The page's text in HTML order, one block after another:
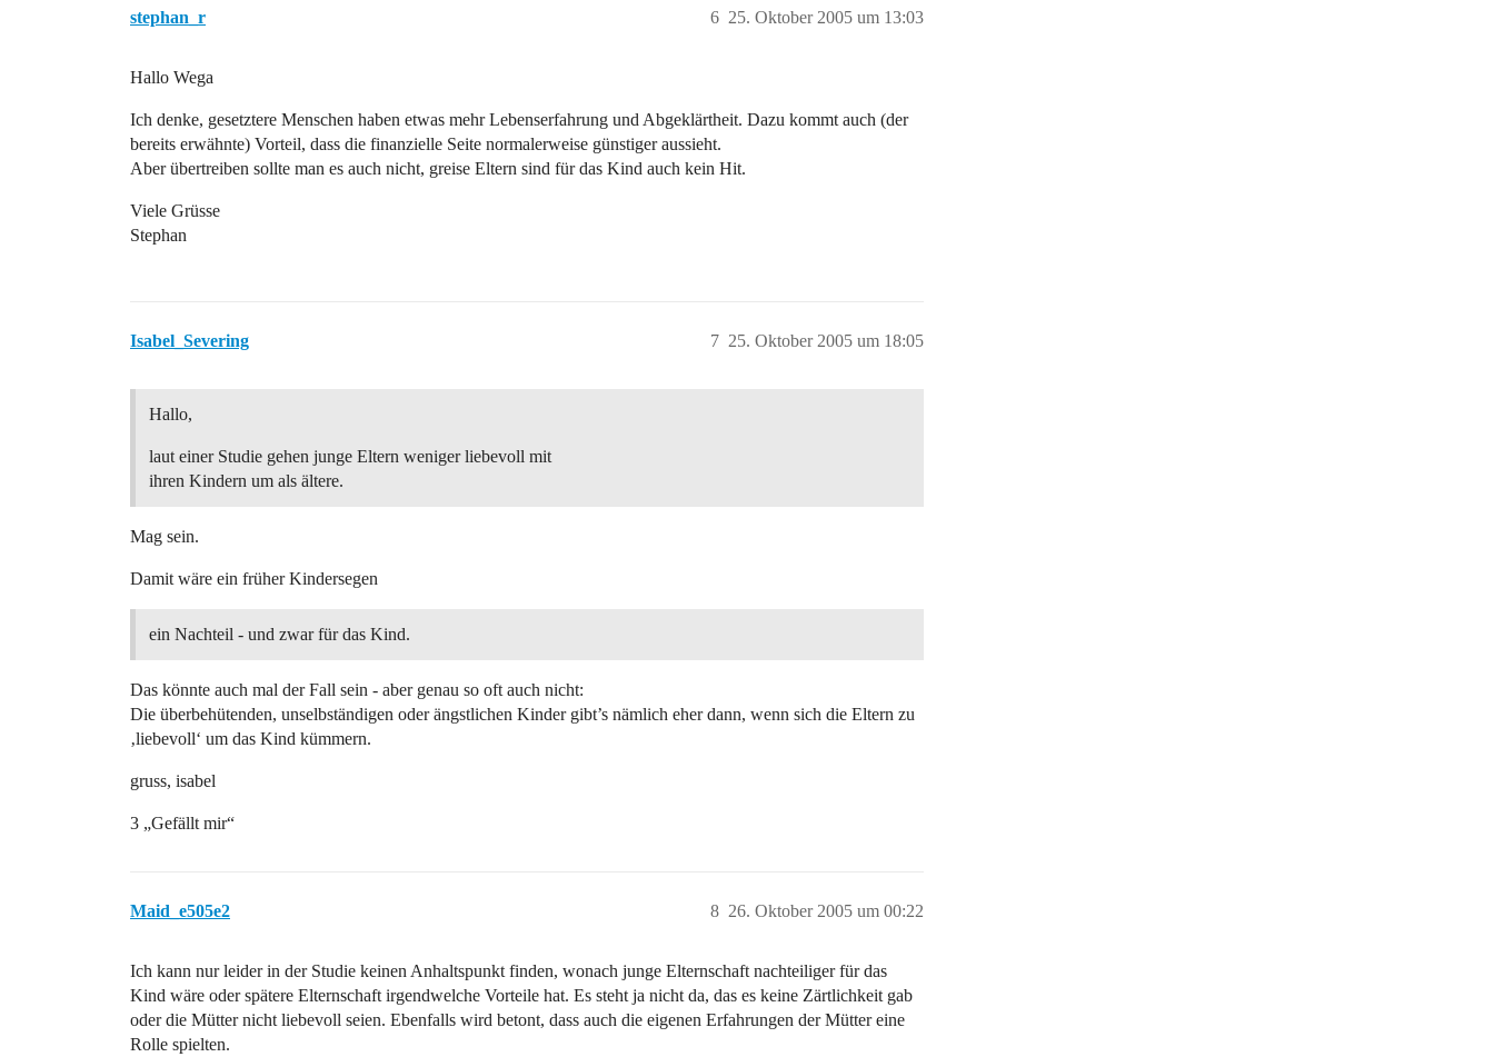
stephan_r 25. Oktober 2005 um 13:03
6
Hallo Wega
Ich denke, gesetztere Menschen haben etwas mehr Lebenserfahrung und Abgeklärtheit. Dazu kommt auch (der
bereits erwähnte) Vorteil, dass die finanzielle Seite normalerweise günstiger aussieht.
Aber übertreiben sollte man es auch nicht, greise Eltern sind für das Kind auch kein Hit.
Viele Grüsse
Stephan
Isabel_Severing 25. Oktober 2005 um 18:05
7
Hallo,
laut einer Studie gehen junge Eltern weniger liebevoll mit
ihren Kindern um als ältere.
Mag sein.
Damit wäre ein früher Kindersegen
ein Nachteil - und zwar für das Kind.
Das könnte auch mal der Fall sein - aber genau so oft auch nicht:
Die überbehütenden, unselbständigen oder ängstlichen Kinder gibt’s nämlich eher dann, wenn sich die Eltern zu
‚liebevoll‘ um das Kind kümmern.
gruss, isabel
3 „Gefällt mir“
Maid_e505e2 26. Oktober 2005 um 00:22
8
Ich kann nur leider in der Studie keinen Anhaltspunkt finden, wonach junge Elternschaft nachteiliger für das
Kind wäre oder spätere Elternschaft irgendwelche Vorteile hat. Es steht ja nicht da, das es keine Zärtlichkeit gab
oder die Mütter nicht liebevoll seien. Ebenfalls wird betont, dass auch die eigenen Erfahrungen der Mütter eine
Rolle spielten.